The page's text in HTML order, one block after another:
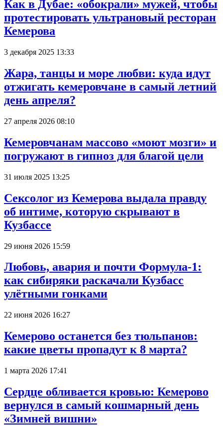
Как в Дубае: «обокрали» мужей, чтобы
протестировать ультрановый ресторан
Кемерова
3 декабря 2025 13:33
Жара, танцы и море любви: куда идут
отжигать кемеровчане в самый летний
день апреля?
27 апреля 2026 08:10
Кемеровчанам массово «моют мозги» и
погружают в гипноз для благой цели
31 июля 2025 13:25
Сексолог из Кемерова выдала правду
об интиме, которую скрывают в
Кузбассе
29 июня 2026 15:59
Любовь, авария и почти Формула-1:
как сибиряки раскачали Кузбасс
улётными гонками
22 июня 2026 16:27
Кемерово останется без тюльпанов:
какие цветы пропадут к 8 марта?
1 марта 2026 17:41
Сердце обливается кровью: Кемерово
вернулся в самый кошмарный день
«Зимней вишни»